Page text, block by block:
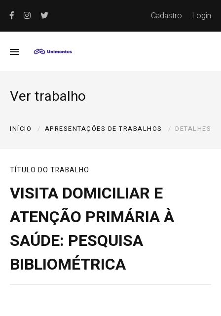
Cadastro Login
Ver trabalho
INÍCIO APRESENTAÇÕES DE TRABALHOS DETALHES
TÍTULO DO TRABALHO
VISITA DOMICILIAR E
ATENÇÃO PRIMÁRIA À
SAÚDE: PESQUISA
BIBLIOMÉTRICA